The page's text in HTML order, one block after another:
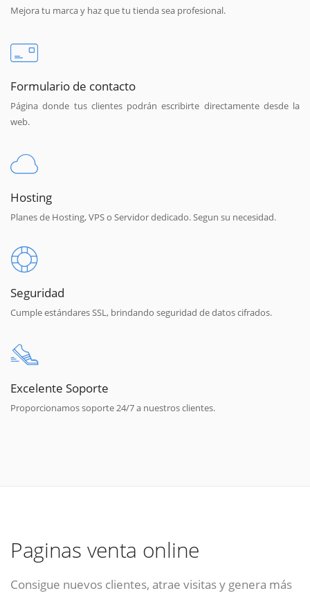
Mejora tu marca y haz que tu tienda sea profesional.
Formulario de contacto
Página donde tus clientes podrán escribirte directamente desde la
web.
Hosting
Planes de Hosting, VPS o Servidor dedicado. Segun su necesidad.
Seguridad
Cumple estándares SSL, brindando seguridad de datos cifrados.
Excelente Soporte
Proporcionamos soporte 24/7 a nuestros clientes.
Paginas venta online
Consigue nuevos clientes, atrae visitas y genera más